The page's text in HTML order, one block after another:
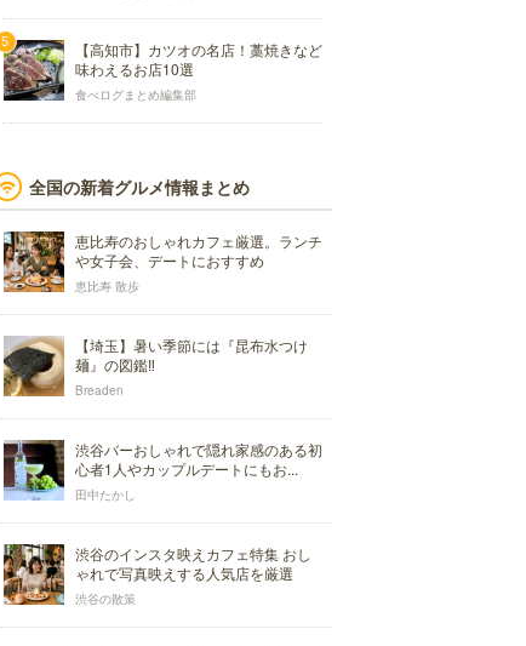
【高知市】カツオの名店！藁焼きなど
味わえるお店10選
食べログまとめ編集部
全国の新着グルメ情報まとめ
恵比寿のおしゃれカフェ厳選。ランチ
や女子会、デートにおすすめ
恵比寿 散歩
【埼玉】暑い季節には『昆布水つけ
麺』の図鑑‼
Breaden
渋谷バーおしゃれで隠れ家感のある初
心者1人やカップルデートにもお...
田中たかし
渋谷のインスタ映えカフェ特集 おし
ゃれで写真映えする人気店を厳選
渋谷の散策